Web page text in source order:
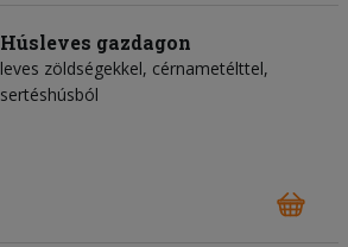
Húsleves gazdagon
leves zöldségekkel, cérnametélttel,
sertéshúsból